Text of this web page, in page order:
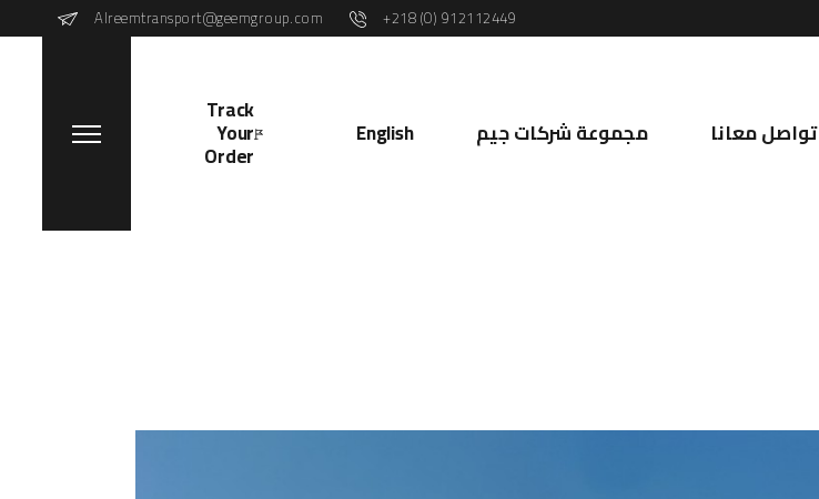
+218 (0) 912112449
Alreemtransport@geemgroup.com
تواصل معانا مجموعة شركات جيم English
Track
Your
Order